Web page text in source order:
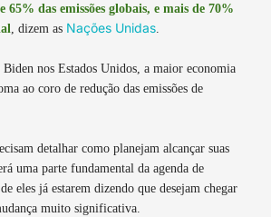
65% das emissões globais, e mais de 70%
, dizem as Nações Unidas.
Biden nos Estados Unidos, a maior economia
ao coro de redução das emissões de
detalhar como planejam alcançar suas
uma parte fundamental da agenda de
eles já estarem dizendo que desejam chegar
muito significativa.